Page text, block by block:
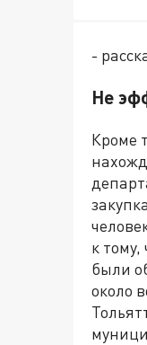
-
Не
Кроме
к
были
около